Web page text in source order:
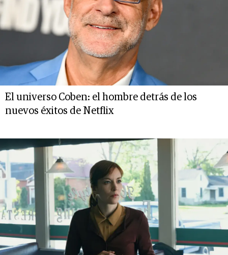
El universo Coben: el hombre detrás de los
nuevos éxitos de Netflix